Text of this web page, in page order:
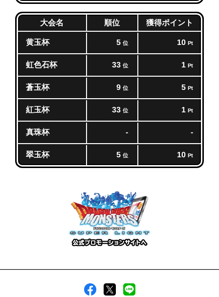
大会名 順位 獲得ポイント
黄玉杯 5 位 10 Pt
虹色石杯 33 位 1 Pt
蒼玉杯 9 位 5 Pt
紅玉杯 33 位 1 Pt
真珠杯 - -
翠玉杯 5 位 10 Pt